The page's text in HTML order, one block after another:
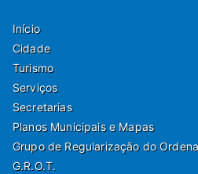
Início
Cidade
Turismo
Serviços
Secretarias
Planos Municipais e Mapas
Grupo de Regularização do
G.R.O.T.